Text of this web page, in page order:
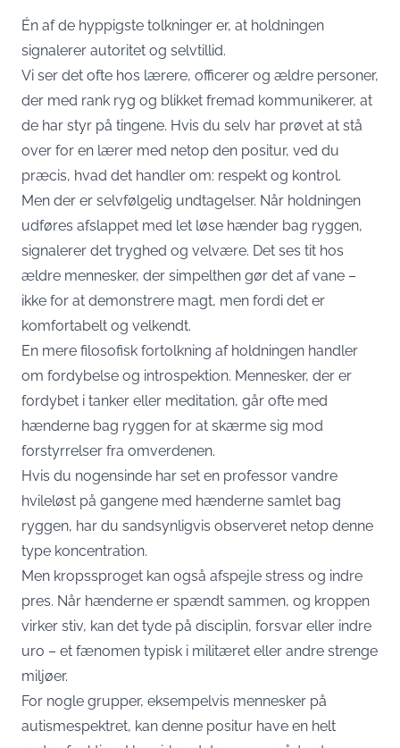
Én af de hyppigste tolkninger er, at holdningen
signalerer autoritet og selvtillid.
Vi ser det ofte hos lærere, officerer og ældre personer,
der med rank ryg og blikket fremad kommunikerer, at
de har styr på tingene. Hvis du selv har prøvet at stå
over for en lærer med netop den positur, ved du
præcis, hvad det handler om: respekt og kontrol.
Men der er selvfølgelig undtagelser. Når holdningen
udføres afslappet med let løse hænder bag ryggen,
signalerer det tryghed og velvære. Det ses tit hos
ældre mennesker, der simpelthen gør det af vane –
ikke for at demonstrere magt, men fordi det er
komfortabelt og velkendt.
En mere filosofisk fortolkning af holdningen handler
om fordybelse og introspektion. Mennesker, der er
fordybet i tanker eller meditation, går ofte med
hænderne bag ryggen for at skærme sig mod
forstyrrelser fra omverdenen.
Hvis du nogensinde har set en professor vandre
hvileløst på gangene med hænderne samlet bag
ryggen, har du sandsynligvis observeret netop denne
type koncentration.
Men kropssproget kan også afspejle stress og indre
pres. Når hænderne er spændt sammen, og kroppen
virker stiv, kan det tyde på disciplin, forsvar eller indre
uro – et fænomen typisk i militæret eller andre strenge
miljøer.
For nogle grupper, eksempelvis mennesker på
autismespektret, kan denne positur have en helt